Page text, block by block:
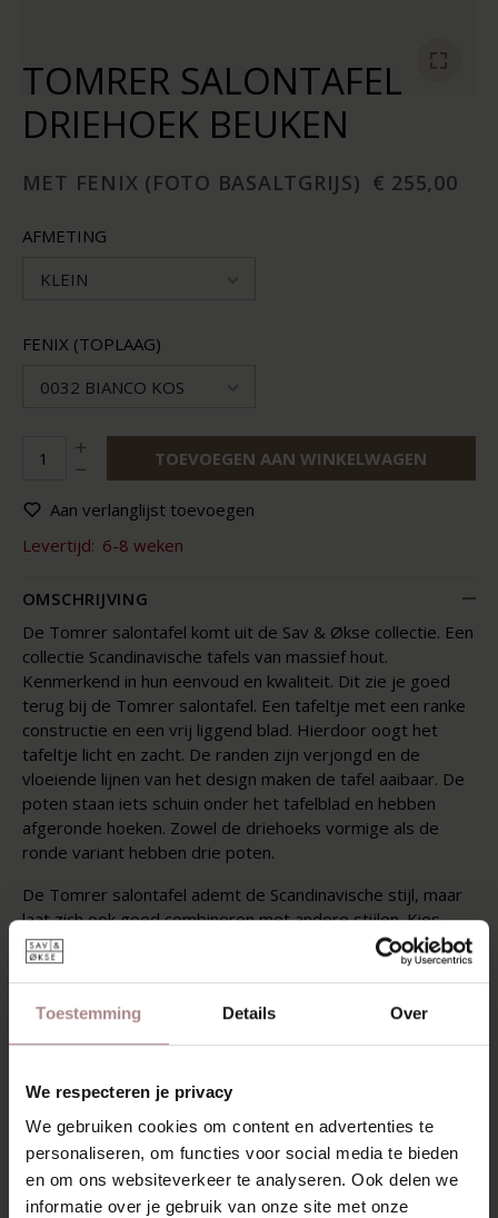
Toestemming Details Over
We respecteren je privacy
We gebruiken cookies om content en advertenties te
personaliseren, om functies voor social media te bieden
en om ons websiteverkeer te analyseren. Ook delen we
informatie over je gebruik van onze site met onze
TOMRER SALONTAFEL
DRIEHOEK BEUKEN
MET FENIX (FOTO BASALTGRIJS) € 255,00
AFMETING
KLEIN
FENIX (TOPLAAG)
0032 BIANCO KOS
TOEVOEGEN AAN WINKELWAGEN
Aan verlanglijst toevoegen
Levertijd: 6-8 weken
OMSCHRIJVING
De Tomrer salontafel komt uit de Sav & Økse collectie. Een
collectie Scandinavische tafels van massief hout.
Kenmerkend in hun eenvoud en kwaliteit. Dit zie je goed
terug bij de Tomrer salontafel. Een tafeltje met een ranke
constructie en een vrij liggend blad. Hierdoor oogt het
tafeltje licht en zacht. De randen zijn verjongd en de
vloeiende lijnen van het design maken de tafel aaibaar. De
poten staan iets schuin onder het tafelblad en hebben
afgeronde hoeken. Zowel de driehoeks vormige als de
ronde variant hebben drie poten.
De Tomrer salontafel ademt de Scandinavische stijl, maar
laat zich ook goed combineren met andere stijlen. Kies
voor één tafeltje of ga voor een combinatie van meerdere
tafeltjes bij elkaar. Kies verschillende afmetingen of
verschillende van hoogte en kunnen zo doende over en
onder elkaar worden geplaatst. Dit geeft een speels effect
creëren.
Salontafel Tomrer is te koop in verschillende houtsoorten,
afwerkingen, kleuren Fenix en afmetingen. Bij een Fenix
tafelblad heeft het onderstel van de tafel altijd een
geoliede afwerking.